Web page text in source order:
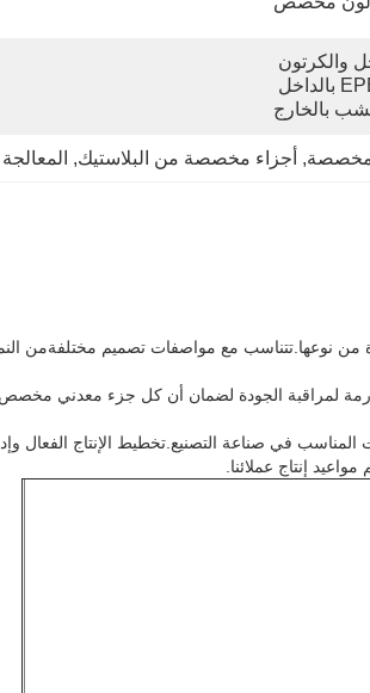
بالخارج
مخصصة, أجزاء مخصصة من البلاستيك,
نوعها.تتناسب مع مواصفات تصميم مختلفةمن
لمراقبة الجودة لضمان أن كل جزء معدني
في صناعة التصنيع.تخطيط الإنتاج الفعال
إنتاج عملائنا.